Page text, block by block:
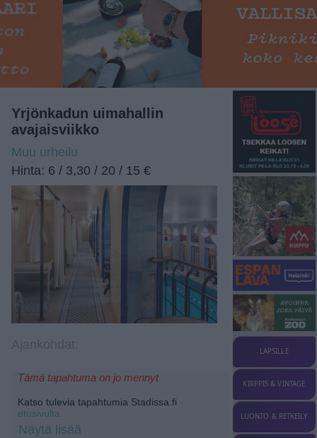
Yrjönkadun uimahallin
avajaisviikko
Muu urheilu
Hinta: 6 / 3,30 / 20 / 15 €
Tämä tapahtuma on jo mennyt
Katso tulevia tapahtumia Stadissa.fi -
etusivulta.
Näytä lisää
LAPSILLE
KIRPPIS & VINTAGE
LUONTO & RETKEILY